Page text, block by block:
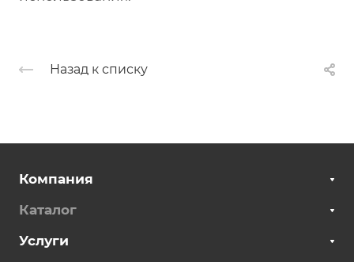
Назад к списку
Компания
Каталог
Услуги